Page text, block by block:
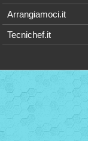
Arrangiamoci.it
Tecnichef.it